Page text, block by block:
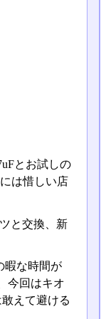
とお試しの
は惜しい店
と交換、新
暇な時間が
今回はキオ
えて避ける